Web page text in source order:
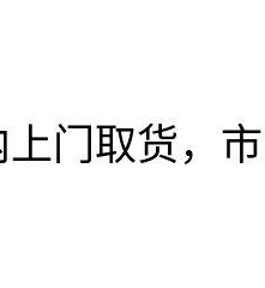
门取货，